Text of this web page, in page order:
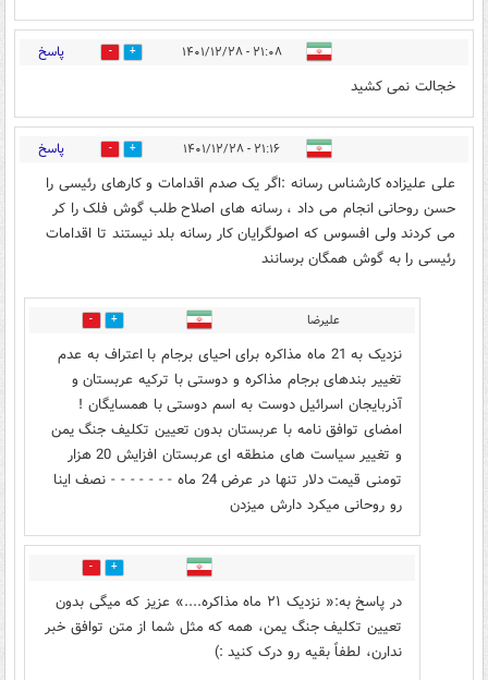
۲۱:۰۸ - ۱۴۰۱/۱۲/۲۸ 9 پاسخ
خجالت نمی کشید
۲۱:۱۶ - ۱۴۰۱/۱۲/۲۸ 3 پاسخ
علی علیزاده کارشناس رسانه :اگر یک صدم اقدامات و کارهای رئیسی را
حسن روحانی انجام می داد ، رسانه های اصلاح طلب گوش فلک را کر
می کردند ولی افسوس که اصولگرایان کار رسانه بلد نیستند تا اقدامات
رئیسی را به گوش همگان برسانند
علیرضا 10
نزدیک به 21 ماه مذاکره برای احیای برجام با اعتراف به عدم
تغییر بندهای برجام مذاکره و دوستی با ترکیه عربستان و
آذربایجان اسرائیل دوست به اسم دوستی با همسایگان !
امضای توافق نامه با عربستان بدون تعیین تکلیف جنگ یمن
و تغییر سیاست های منطقه ای عربستان افزایش 20 هزار
تومنی قیمت دلار تنها در عرض 24 ماه - - - - - - - نصف اینا
رو روحانی میکرد دارش میزدن
2
در پاسخ به:« نزدیک ۲۱ ماه مذاکره....» عزیز که میگی بدون
تعیین تکلیف جنگ یمن، همه که مثل شما از متن توافق خبر
ندارن، لطفاً بقیه رو درک کنید :)